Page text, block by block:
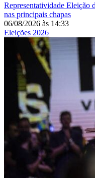
Representatividade Eleição
nas principais chapas
06/08/2026 às 14:33
Eleições 2026